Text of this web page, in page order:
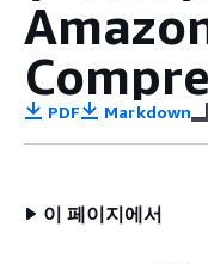
PDF Markdown
이 페이지에서